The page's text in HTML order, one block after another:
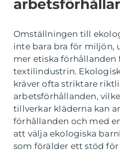
Omställningen till
inte bara bra för miljön,
mer etiska förhållanden
textilindustrin.
kräver ofta striktare
arbetsförhållanden,
tillverkar kläderna kan
förhållanden och med
att välja ekologiska
som förälder ett stöd